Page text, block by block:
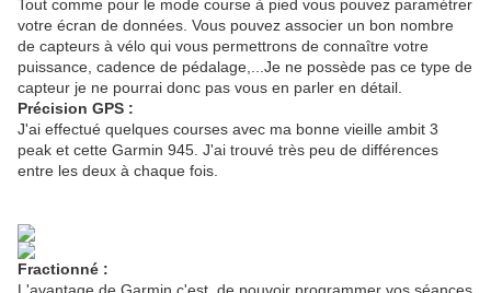
Tout comme pour le mode course à pied vous pouvez paramétrer
votre écran de données. Vous pouvez associer un bon nombre
de capteurs à vélo qui vous permettrons de connaître votre
puissance, cadence de pédalage,...Je ne possède pas ce type de
capteur je ne pourrai donc pas vous en parler en détail.
Précision GPS :
J'ai effectué quelques courses avec ma bonne vieille ambit 3
peak et cette Garmin 945. J'ai trouvé très peu de différences
entre les deux à chaque fois.
Fractionné :
L'avantage de Garmin c'est de pouvoir programmer vos séances